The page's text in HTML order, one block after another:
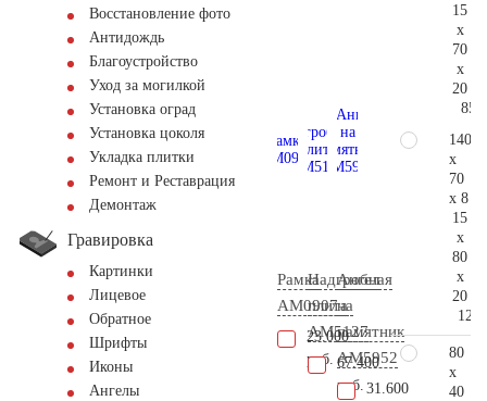
Восстановление фото
Антидождь
Благоустройство
Уход за могилкой
Установка оград
Установка цоколя
Укладка плитки
Ремонт и Реставрация
Демонтаж
Гравировка
Картинки
Лицевое
Обратное
Шрифты
Иконы
Ангелы
Рамка
AM0907
23.000
руб.
Надгробная
плита
AM5127
67.400
руб.
Ангел
на
памятник
AM5952
31.600
15
x
70
x
20
140
x
70
x 8
15
x
80
x
20
80
x
40